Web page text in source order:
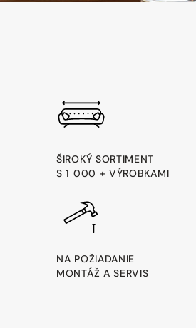
ŠIROKÝ SORTIMENT
S 1 000 + VÝROBKAMI
NA POŽIADANIE
MONTÁŽ A SERVIS